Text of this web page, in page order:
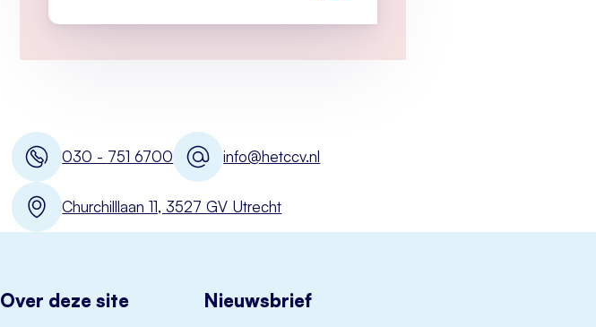
030 - 751 6700 info@hetccv.nl
Churchilllaan 11, 3527 GV Utrecht
Over deze site Nieuwsbrief